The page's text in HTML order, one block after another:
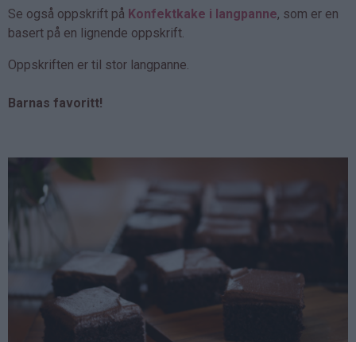
Se også oppskrift på Konfektkake i langpanne, som er en
basert på en lignende oppskrift.
Oppskriften er til stor langpanne.
Barnas favoritt!